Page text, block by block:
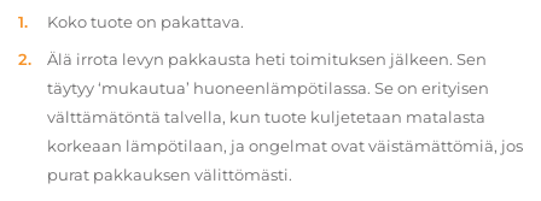
Koko tuote on pakattava.
Älä irrota levyn pakkausta heti toimituksen jälkeen. Sen
täytyy ‘mukautua’ huoneenlämpötilassa. Se on erityisen
välttämätöntä talvella, kun tuote kuljetetaan matalasta
korkeaan lämpötilaan, ja ongelmat ovat väistämättömiä, jos
purat pakkauksen välittömästi.